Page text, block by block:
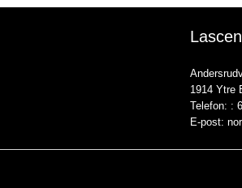
1914 Ytre
Telefon: :
E-post: